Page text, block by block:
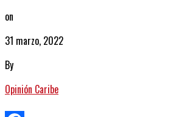
on
31 marzo, 2022
By
Opinión Caribe